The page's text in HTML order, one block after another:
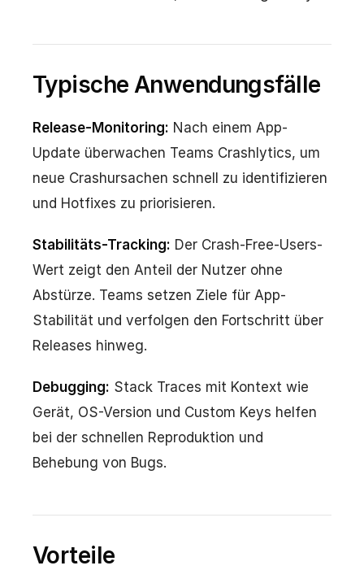
Typische Anwendungsfälle
Release-Monitoring: Nach einem App-
Update überwachen Teams Crashlytics, um
neue Crashursachen schnell zu identifizieren
und Hotfixes zu priorisieren.
Stabilitäts-Tracking: Der Crash-Free-Users-
Wert zeigt den Anteil der Nutzer ohne
Abstürze. Teams setzen Ziele für App-
Stabilität und verfolgen den Fortschritt über
Releases hinweg.
Debugging: Stack Traces mit Kontext wie
Gerät, OS-Version und Custom Keys helfen
bei der schnellen Reproduktion und
Behebung von Bugs.
Vorteile